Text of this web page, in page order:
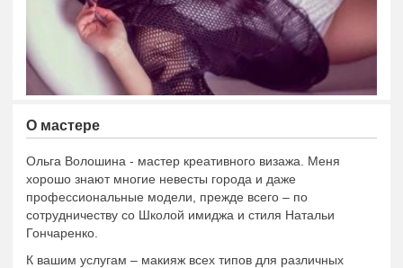
О мастере
Ольга Волошина - мастер креативного визажа. Меня
хорошо знают многие невесты города и даже
профессиональные модели, прежде всего – по
сотрудничеству со Школой имиджа и стиля Натальи
Гончаренко.
К вашим услугам – макияж всех типов для различных